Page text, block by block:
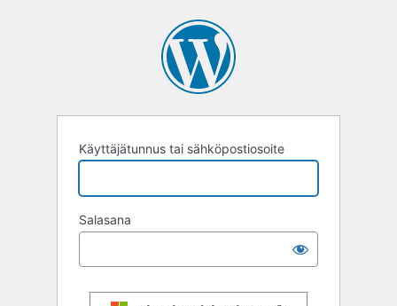
Käyttäjätunnus tai sähköpostiosoite
Salasana